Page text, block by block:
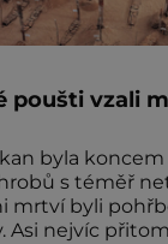
poušti vzali
byla
s téměř
mrtví byli
Asi nejvíc